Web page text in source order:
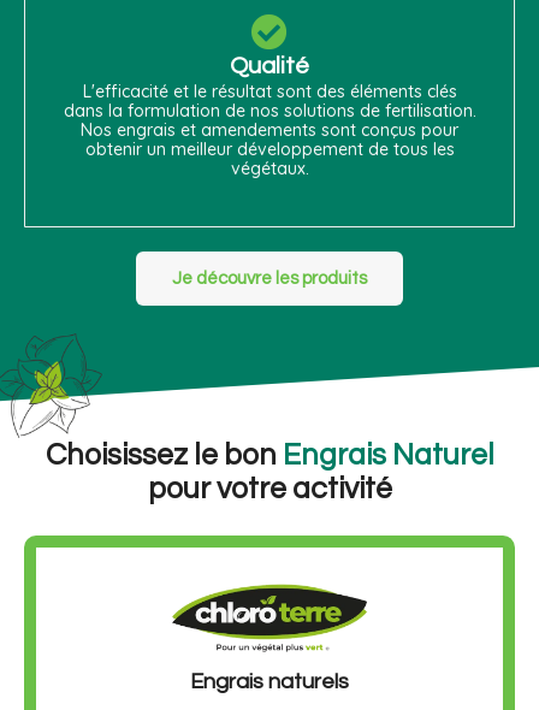
Qualité
L'efficacité et le résultat sont des éléments clés
dans la formulation de nos solutions de fertilisation.
Nos engrais et amendements sont conçus pour
obtenir un meilleur développement de tous les
végétaux.
Je découvre les produits
Choisissez le bon Engrais Naturel
pour votre activité
Engrais naturels